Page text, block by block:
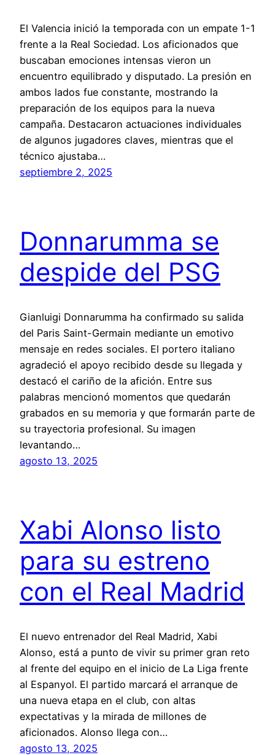
El Valencia inició la temporada con un empate 1-1
frente a la Real Sociedad. Los aficionados que
buscaban emociones intensas vieron un
encuentro equilibrado y disputado. La presión en
ambos lados fue constante, mostrando la
preparación de los equipos para la nueva
campaña. Destacaron actuaciones individuales
de algunos jugadores claves, mientras que el
técnico ajustaba…
septiembre 2, 2025
Donnarumma se
despide del PSG
Gianluigi Donnarumma ha confirmado su salida
del Paris Saint-Germain mediante un emotivo
mensaje en redes sociales. El portero italiano
agradeció el apoyo recibido desde su llegada y
destacó el cariño de la afición. Entre sus
palabras mencionó momentos que quedarán
grabados en su memoria y que formarán parte de
su trayectoria profesional. Su imagen
levantando…
agosto 13, 2025
Xabi Alonso listo
para su estreno
con el Real Madrid
El nuevo entrenador del Real Madrid, Xabi
Alonso, está a punto de vivir su primer gran reto
al frente del equipo en el inicio de La Liga frente
al Espanyol. El partido marcará el arranque de
una nueva etapa en el club, con altas
expectativas y la mirada de millones de
aficionados. Alonso llega con…
agosto 13, 2025